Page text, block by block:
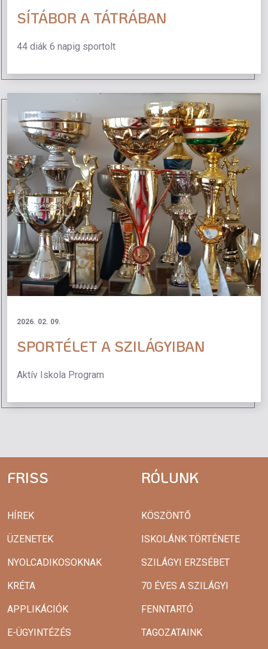
SÍTÁBOR A TÁTRÁBAN
44 diák 6 napig sportolt
2026. 02. 09.
SPORTÉLET A SZILÁGYIBAN
Aktív Iskola Program
FRISS
HÍREK
ÜZENETEK
NYOLCADIKOSOKNAK
KRÉTA
APPLIKÁCIÓK
E-ÜGYINTÉZÉS
RÓLUNK
KÖSZÖNTŐ
ISKOLÁNK TÖRTÉNETE
SZILÁGYI ERZSÉBET
70 ÉVES A SZILÁGYI
FENNTARTÓ
TAGOZATAINK